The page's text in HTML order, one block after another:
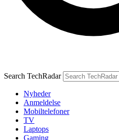
Search TechRadar
Nyheder
Anmeldelse
Mobiltelefoner
TV
Laptops
Gaming